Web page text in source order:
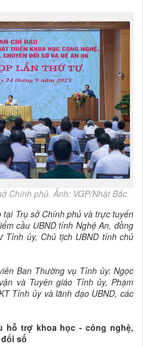
Chính phủ. Ảnh: VGP/Nhật Bắc.
Trụ sở Chính phủ và trực tuyến
cầu UBND tỉnh Nghệ An, đồng
ủy, Chủ tịch UBND tỉnh chủ
Ban Thường vụ Tỉnh ủy: Ngọc
và Tuyên giáo Tỉnh ủy, Phạm
Tỉnh ủy và lãnh đạo UBND, các
hỗ trợ khoa học - công nghệ,
số